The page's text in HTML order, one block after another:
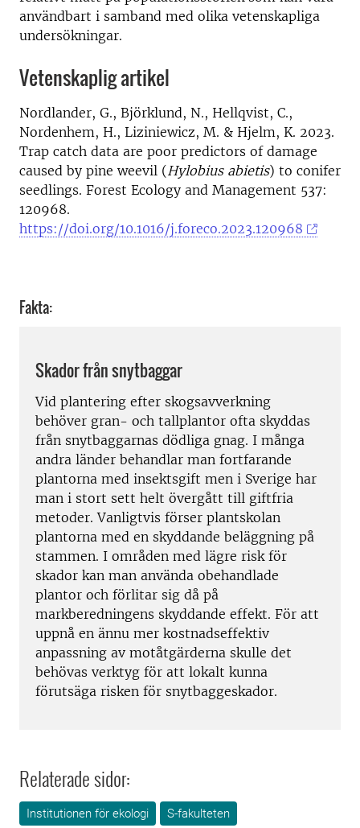
användbart i samband med olika vetenskapliga
undersökningar.
Vetenskaplig artikel
Nordlander, G., Björklund, N., Hellqvist, C.,
Nordenhem, H., Liziniewicz, M. & Hjelm, K. 2023.
Trap catch data are poor predictors of damage
caused by pine weevil (Hylobius abietis) to conifer
seedlings. Forest Ecology and Management 537:
120968.
https://doi.org/10.1016/j.foreco.2023.120968
Fakta:
Skador från snytbaggar
Vid plantering efter skogsavverkning
behöver gran- och tallplantor ofta skyddas
från snytbaggarnas dödliga gnag. I många
andra länder behandlar man fortfarande
plantorna med insektsgift men i Sverige har
man i stort sett helt övergått till giftfria
metoder. Vanligtvis förser plantskolan
plantorna med en skyddande beläggning på
stammen. I områden med lägre risk för
skador kan man använda obehandlade
plantor och förlitar sig då på
markberedningens skyddande effekt. För att
uppnå en ännu mer kostnadseffektiv
anpassning av motåtgärderna skulle det
behövas verktyg för att lokalt kunna
förutsäga risken för snytbaggeskador.
Relaterade sidor:
Institutionen för ekologi
S-fakulteten